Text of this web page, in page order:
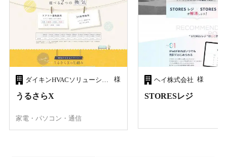
ダイキンHVACソリューション東京株式会社 様
うるさらX
家電・パソコン・通信
ヘイ株式会社 様
STORESレジ